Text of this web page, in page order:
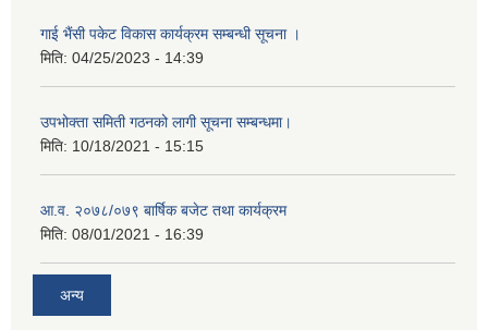
गाई भैंसी पकेट विकास कार्यक्रम सम्बन्धी सूचना ।
मिति: 04/25/2023 - 14:39
उपभोक्ता समिती गठनको लागी सूचना सम्बन्धमा।
मिति: 10/18/2021 - 15:15
आ.व. २०७८/०७९ बार्षिक बजेट तथा कार्यक्रम
मिति: 08/01/2021 - 16:39
अन्य